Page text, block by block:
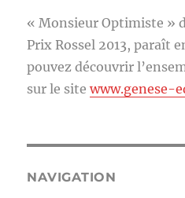
« Monsieur Optimiste »
Prix Rossel 2013, paraît
pouvez découvrir
sur le sitewww.genese-
NAVIGATION